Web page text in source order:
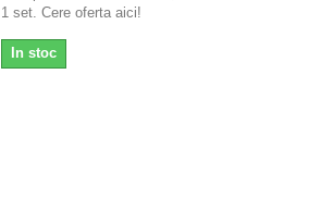
1 set. Cere oferta aici!
In stoc